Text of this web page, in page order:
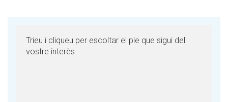
Trieu i cliqueu per escoltar el ple que sigui del
vostre interès.